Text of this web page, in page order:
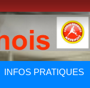
INFOS PRATIQUES